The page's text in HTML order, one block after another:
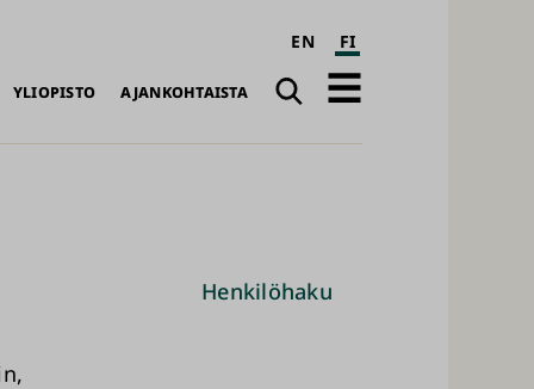
EN FI
YLIOPISTO AJANKOHTAISTA
Haku
Avaa
Henkilöhaku